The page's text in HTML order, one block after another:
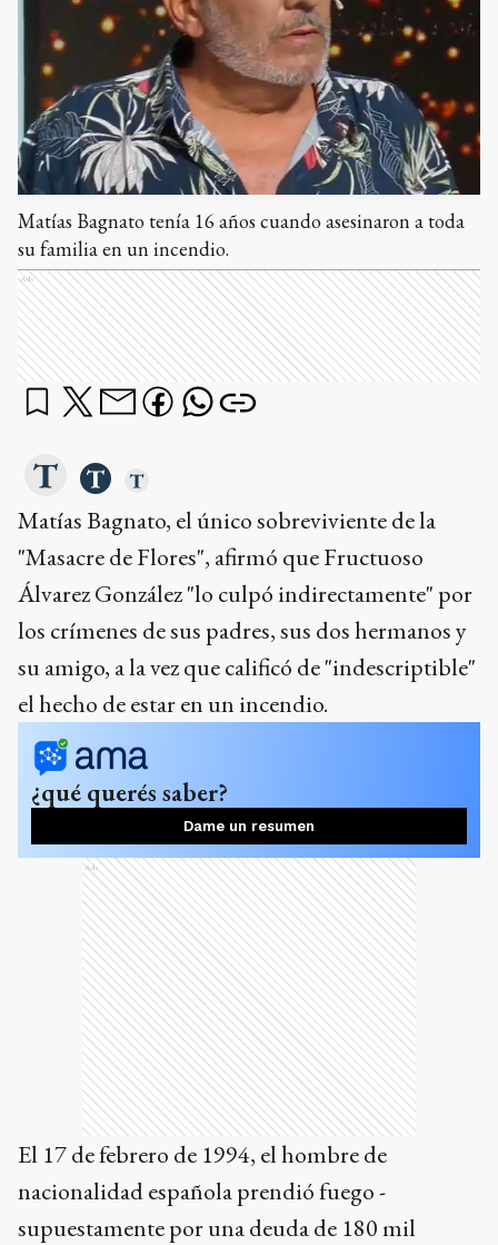
Matías Bagnato tenía 16 años cuando asesinaron a toda
su familia en un incendio.
Ads
Matías Bagnato, el único sobreviviente de la
"Masacre de Flores", afirmó que Fructuoso
Álvarez González "lo culpó indirectamente" por
los crímenes de sus padres, sus dos hermanos y
su amigo, a la vez que calificó de "indescriptible"
el hecho de estar en un incendio.
¿qué querés saber?
Dame un resumen
Ads
El 17 de febrero de 1994, el hombre de
nacionalidad española prendió fuego -
supuestamente por una deuda de 180 mil